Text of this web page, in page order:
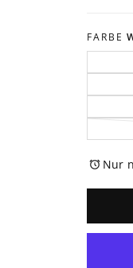
FARBE
Nur